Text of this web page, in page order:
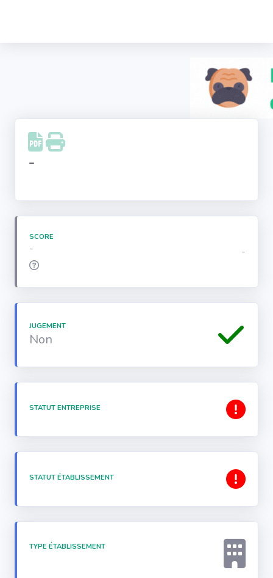
Facebook
Instagram
-
SCORE
- -
JUGEMENT
Non
STATUT ENTREPRISE
STATUT ÉTABLISSEMENT
TYPE ÉTABLISSEMENT